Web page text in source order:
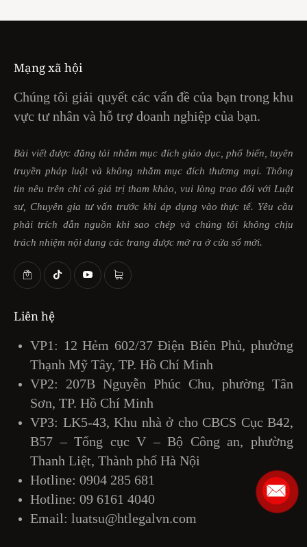
Mạng xã hội
Chúng tôi giải quyết các vấn đề của bạn trong khu
vực tư nhân và hỗ trợ doanh nghiệp của bạn.
Bài viết được đăng tải nhằm mục đích giáo dục, phổ biến, tuyên
truyền pháp luật và không nhằm mục đích thương mại. Thông
tin nêu trên chỉ có giá trị tham khảo, vui lòng trao đổi với Luật
sư, Chuyên gia tư vấn trước khi áp dụng vào thực tế. Yêu cầu
phải trích dẫn nguồn khi sao chép và chúng tôi không chịu
trách nhiệm nội dung các trang được mở ra ở cửa sổ mới.
Liên hệ
VP1: 12 Hẻm 602/37 Điện Biên Phủ, phường
Thạnh Mỹ Tây, TP. Hồ Chí Minh
VP2: 207B Nguyễn Phúc Chu, phường Tân
Sơn, TP. Hồ Chí Minh
VP3: LK5-43, Khu nhà ở cho CBCS Cục B42,
B57 – Tổng cục V – Bộ Công an, phường
Thanh Liệt, Thành phố Hà Nội
Hotline: 0904 285 681
Hotline: 09 6161 4040
Email: luatsu@htlegalvn.com